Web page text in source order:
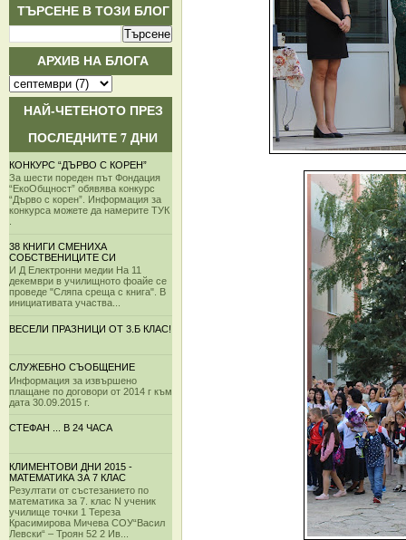
ТЪРСЕНЕ В ТОЗИ БЛОГ
АРХИВ НА БЛОГА
НАЙ-ЧЕТЕНОТО ПРЕЗ
ПОСЛЕДНИТЕ 7 ДНИ
КОНКУРС “ДЪРВО С КОРЕН”
За шести пореден път Фондация
“ЕкоОбщност” обявява конкурс
“Дърво с корен”. Информация за
конкурса можете да намерите ТУК
38 КНИГИ СМЕНИХА
СОБСТВЕНИЦИТЕ СИ
И Д Електронни медии На 11
декември в училищното фоайе се
проведе "Сляпа среща с книга". В
инициативата участва...
ВЕСЕЛИ ПРАЗНИЦИ ОТ 3.Б КЛАС!
СЛУЖЕБНО СЪОБЩЕНИЕ
Информация за извършено
плащане по договори от 2014 г към
дата 30.09.2015 г.
СТЕФАН ... В 24 ЧАСА
КЛИМЕНТОВИ ДНИ 2015 -
МАТЕМАТИКА ЗА 7 КЛАС
Резултати от състезанието по
математика за 7. клас N ученик
училище точки 1 Тереза
Красимирова Мичева СОУ“Васил
Левски“ – Троян 52 2 Ив...